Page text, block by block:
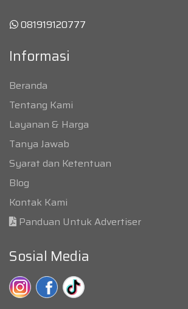
081919120777
Informasi
Beranda
Tentang Kami
Layanan & Harga
Tanya Jawab
Syarat dan Ketentuan
Blog
Kontak Kami
Panduan Untuk Advertiser
Sosial Media